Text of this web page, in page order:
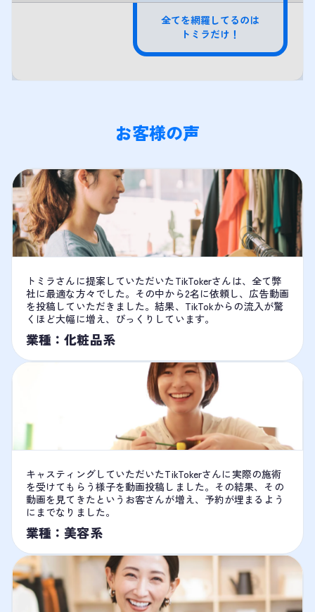
全てを網羅してるのは
トミラだけ！
お客様の声
トミラさんに提案していただいたTikTokerさんは、全て弊
社に最適な方々でした。その中から2名に依頼し、広告動画
を投稿していただきました。結果、TikTokからの流入が驚
くほど大幅に増え、びっくりしています。
業種：化粧品系
キャスティングしていただいたTikTokerさんに実際の施術
を受けてもらう様子を動画投稿しました。その結果、その
動画を見てきたというお客さんが増え、予約が埋まるよう
にまでなりました。
業種：美容系